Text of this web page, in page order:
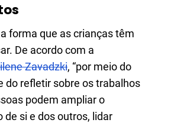
forma que as crianças têm
De acordo com a
Zavadzki, “por meio do
do refletir sobre os trabalhos
podem ampliar o
de si e dos outros, lidar